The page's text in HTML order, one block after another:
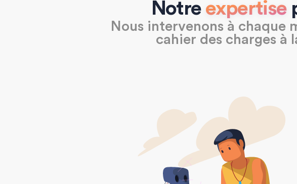
Notre expertise
Nous intervenons à
cahier des charges à